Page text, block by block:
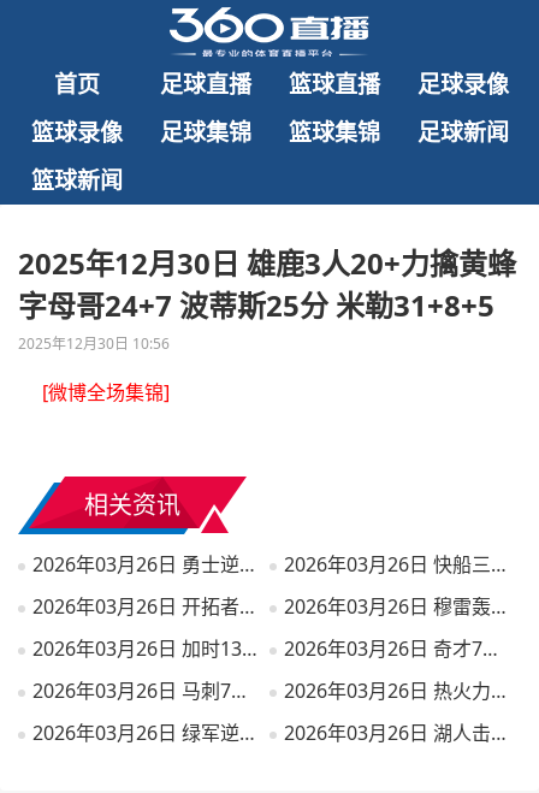
首页 足球直播 篮球直播
足球录像
篮球录像
足球集锦 篮球集锦
足球新闻
篮球新闻
2025年12月30日 雄鹿3人20+力擒黄蜂
字母哥24+7 波蒂斯25分 米勒31+8+5
2025年12月30日 10:56
[微博全场集锦]
相关资讯
2026年03月26日 勇士逆转送篮网9连败 桑托斯新高31分 波杰姆22+6 扎威19+6
2026年03月26日 快船三人20+轻取猛龙迎3连胜 伦纳德27+6 加兰24+6 莺哥18+6
2026年03月26日 开拓者7人上双大胜雄鹿 亨德森23分 罗林斯生涯新高36分
2026年03月26日 穆雷轰53分 约基奇23+21+19 掘金力克独行侠 弗拉格26+7+7
2026年03月26日 加时13-0反被15-0！火箭惜败森林狼 杜兰特22中9&丢绝平罚球
2026年03月26日 奇才7人上双大胜残阵爵士结束16连败 里斯26+17 贝利19投15分
2026年03月26日 马刺7人上双大胜灰熊 文班亚马19+15+3断7帽 卡斯尔15+9
2026年03月26日 热火力克骑士结束5连败！热巴17+10+7 多诺万·米切尔28+6
2026年03月26日 绿军逆转终结雷霆12连胜 SGA连续133场20+ 杰伦·布朗31+8+8
2026年03月26日 湖人击败步行者 东契奇43+6+7 詹姆斯23+9+9 海斯21+10